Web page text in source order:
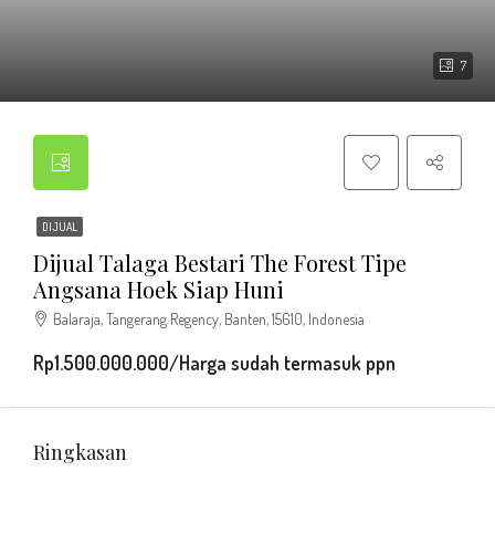
7
DIJUAL
Dijual Talaga Bestari The Forest Tipe
Angsana Hoek Siap Huni
Balaraja, Tangerang Regency, Banten, 15610, Indonesia
Rp1.500.000.000/Harga sudah termasuk ppn
Ringkasan